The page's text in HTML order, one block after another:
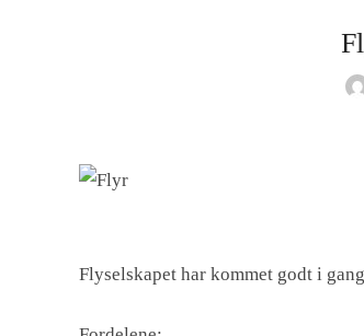
Flyselskapet har kommet godt i